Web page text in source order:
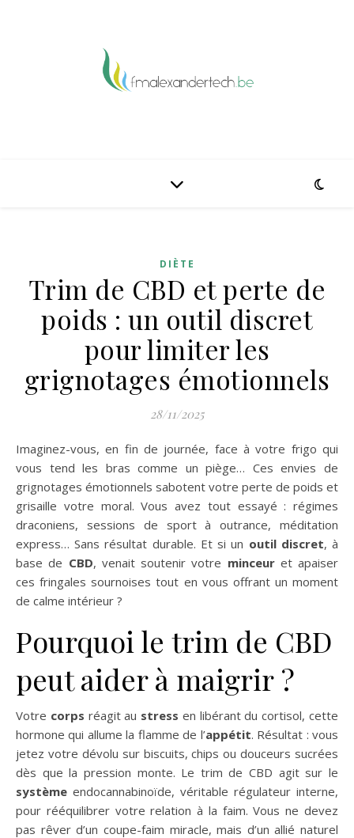
DIÈTE
Trim de CBD et perte de
poids : un outil discret
pour limiter les
grignotages émotionnels
28/11/2025
Imaginez-vous, en fin de journée, face à votre frigo qui
vous tend les bras comme un piège… Ces envies de
grignotages émotionnels sabotent votre perte de poids et
grisaille votre moral. Vous avez tout essayé : régimes
draconiens, sessions de sport à outrance, méditation
express… Sans résultat durable. Et si un outil discret, à
base de CBD, venait soutenir votre minceuret apaiser
ces fringales sournoises tout en vous offrant un moment
de calme intérieur ?
Pourquoi le trim de CBD
peut aider à maigrir ?
Votre corps réagit au stress en libérant du cortisol, cette
hormone qui allume la flamme de l’appétit. Résultat : vous
jetez votre dévolu sur biscuits, chips ou douceurs sucrées
dès que la pression monte. Le trim de CBD agit sur le
système endocannabinoïde, véritable régulateur interne,
pour rééquilibrer votre relation à la faim. Vous ne devez
pas rêver d’un coupe-faim miracle, mais d’un allié naturel